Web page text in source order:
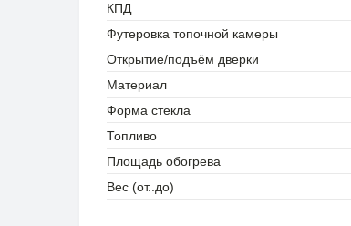
КПД
Футеровка топочной камеры
Открытие/подъём дверки
Материал
Форма стекла
Топливо
Площадь обогрева
Вес (от..до)